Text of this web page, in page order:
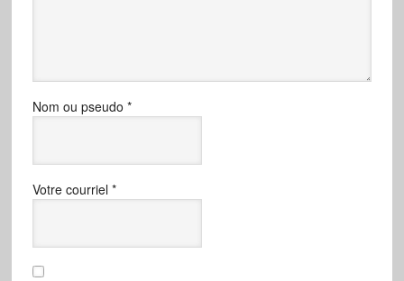
Nom ou pseudo *
Votre courriel *